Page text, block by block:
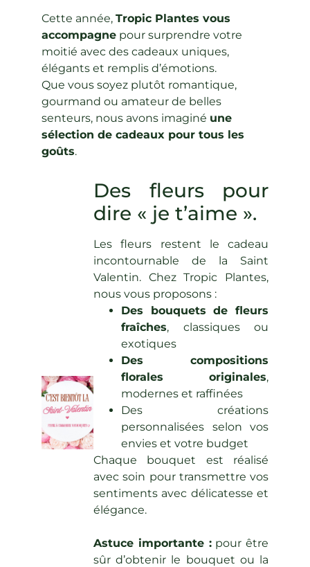
Cette année, Tropic Plantes vous
accompagne pour surprendre votre
moitié avec des cadeaux uniques,
élégants et remplis d’émotions.
Que vous soyez plutôt romantique,
gourmand ou amateur de belles
senteurs, nous avons imaginé une
sélection de cadeaux pour tous les
goûts.
Des fleurs pour
dire « je t’aime ».
Les fleurs restent le cadeau
incontournable de la Saint
Valentin. Chez Tropic Plantes,
nous vous proposons :
Des bouquets de fleurs
fraîches, classiques ou
exotiques
Des compositions
florales originales,
modernes et raffinées
Des créations
personnalisées selon vos
envies et votre budget
Chaque bouquet est réalisé
avec soin pour transmettre vos
sentiments avec délicatesse et
élégance.
Astuce importante :pour être
sûr d’obtenir le bouquet ou la